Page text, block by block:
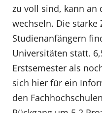
zu voll sind, kann an
wechseln. Die starke
Studienanfängern
Universitäten statt.
Erstsemester als
sich hier für ein
den